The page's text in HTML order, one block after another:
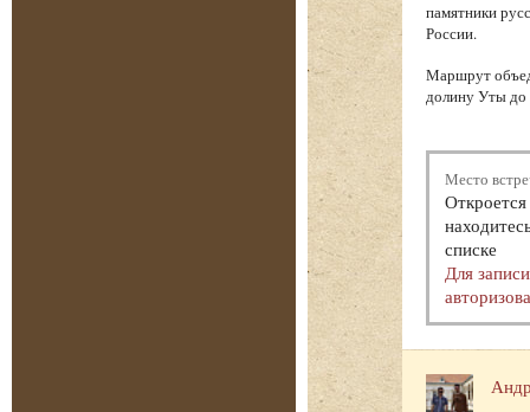
памятники
России.
Маршрут
долину Уты до
Место
списке
Для